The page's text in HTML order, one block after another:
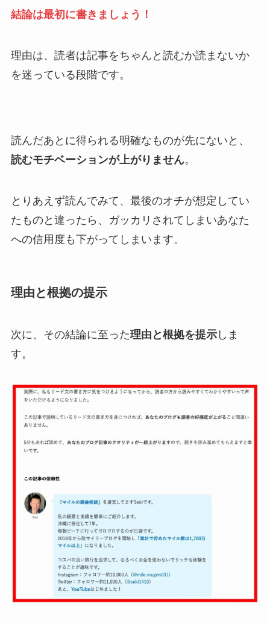
結論は最初に書きましょう！
理由は、読者は記事をちゃんと読むか読まないか
を迷っている段階です。
読んだあとに得られる明確なものが先にないと、
読むモチベーションが上がりません。
とりあえず読んでみて、最後のオチが想定してい
たものと違ったら、ガッカリされてしまいあなた
への信用度も下がってしまいます。
理由と根拠の提示
次に、その結論に至った理由と根拠を提示しま
す。